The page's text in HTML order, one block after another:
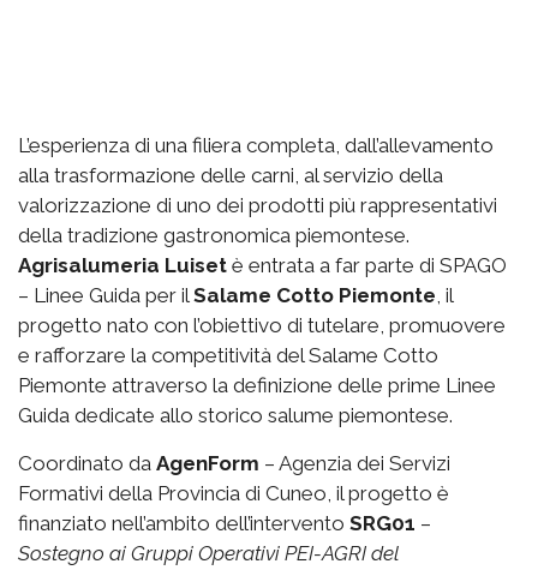
L’esperienza di una filiera completa, dall’allevamento
alla trasformazione delle carni, al servizio della
valorizzazione di uno dei prodotti più rappresentativi
della tradizione gastronomica piemontese.
Agrisalumeria Luiset è entrata a far parte di SPAGO
– Linee Guida per il Salame Cotto Piemonte , il
progetto nato con l’obiettivo di tutelare, promuovere
e rafforzare la competitività del Salame Cotto
Piemonte attraverso la definizione delle prime Linee
Guida dedicate allo storico salume piemontese.
Coordinato da AgenForm – Agenzia dei Servizi
Formativi della Provincia di Cuneo, il progetto è
finanziato nell’ambito dell’intervento SRG01 –
Sostegno ai Gruppi Operativi PEI-AGRI del